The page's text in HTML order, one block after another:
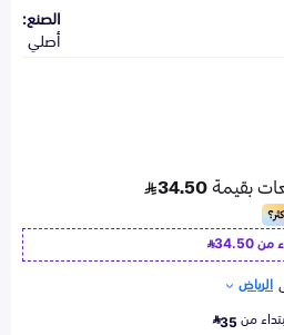
الصنع:
أصلي
34.50
الرياض
من35